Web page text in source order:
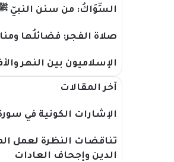
السِّوَاكُ: من سنن النبيّ
صلاة الفجر: فضائلُها
الإسلاميون بين النهر
آخر المقالات
الإشارات الكونية في
تناقضات النظرة لعمل
الدين وإجحاف العادات